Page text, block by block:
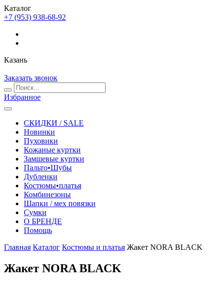
Каталог
+7 (953) 938-68-92
Казань
Заказать звонок
Избранное
СКИДКИ / SALE
Новинки
Пуховики
Кожаные куртки
Замшевые куртки
Пальто•Шубы
Дубленки
Костюмы•платья
Комбинезоны
Шапки / мех повязки
Сумки
О БРЕНДЕ
Помощь
Главная Каталог Костюмы и платья Жакет NORA BLACK
Жакет NORA BLACK